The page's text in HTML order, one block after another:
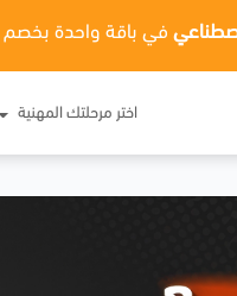
في باقة واحدة بخصم
اختر مرحلتك المهنية